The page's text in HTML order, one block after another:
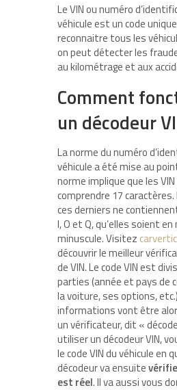
Le VIN ou numéro
véhicule est un code
reconnaitre tous les
on peut détecter les
au kilométrage et aux
Comment
un décodeur
La norme du numéro
véhicule a été mise au
norme implique que les
comprendre 17
ces derniers ne
I, O et Q, qu’elles soient
minuscule. Visitez
découvrir le meilleur
de VIN. Le code VIN est
parties (année et pays de
la voiture, ses options,
informations vont être
un vérificateur, dit «
utiliser un décodeur VIN,
le code VIN du véhicule en
décodeur va ensuite
est réel. Il va aussi vous